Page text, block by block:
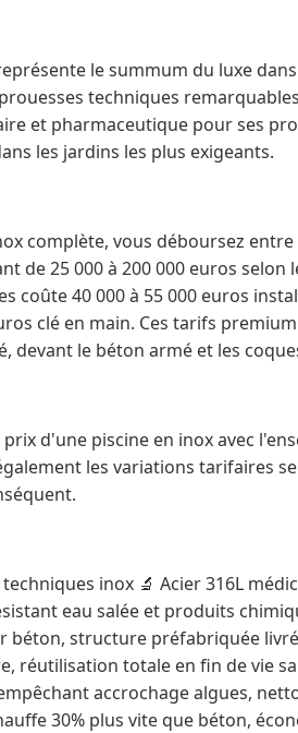
le summum du luxe
techniques
et pharmaceutique pour ses
les jardins les plus exigeants.
complète, vous déboursez
de 25 000 à 200 000 euros
coûte 40 000 à 55 000 euros
clé en main. Ces tarifs
devant le béton armé et les
prix d'une piscine en inox avec
les variations tarifaires
inox 🔬 Acier 316L
eau salée et produits
béton, structure préfabriquée
réutilisation totale en fin de vie
accrochage algues,
30% plus vite que béton,